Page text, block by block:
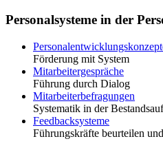
Personalsysteme in der
Förderung mit System
Mitarbeitergespräche
Führung durch Dialog
Mitarbeiterbefragungen
Systematik in der
Feedbacksysteme
Führungskräfte beurteilen